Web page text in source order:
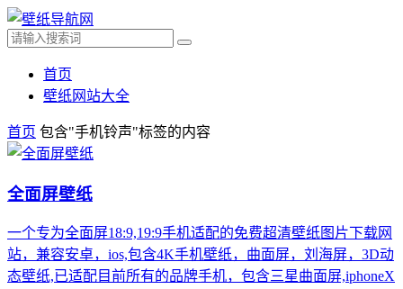
首页
壁纸网站大全
首页 包含"手机铃声"标签的内容
全面屏壁纸
一个专为全面屏18:9,19:9手机适配的免费超清壁纸图片下载网
站，兼容安卓，ios,包含4K手机壁纸，曲面屏，刘海屏，3D动
态壁纸,已适配目前所有的品牌手机，包含三星曲面屏,iphoneX